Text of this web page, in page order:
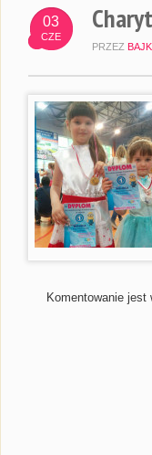
03
CZE
PRZEZ
Komentowanie jest